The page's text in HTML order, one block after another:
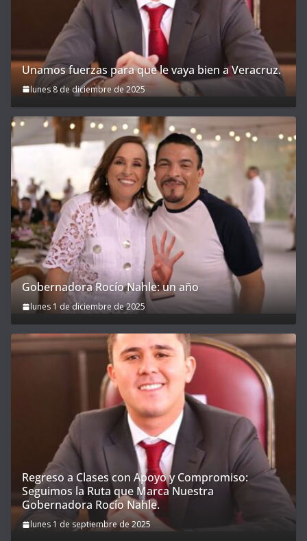
Unamos fuerzas para que le vaya bien a Veracruz.
lunes 8 de diciembre de 2025
Gobernadora Rocío Nahle: un año
lunes 1 de diciembre de 2025
Regreso a Clases con Apoyo y Compromiso:
Seguimos la Ruta que Marca Nuestra
Gobernadora Rocío Nahle.
lunes 1 de septiembre de 2025